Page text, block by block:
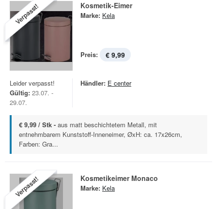
Verpasst! Kosmetik-Eimer
Marke: Kela
Preis: € 9,99
Leider verpasst!
Gültig: 23.07. -
29.07.
Händler: E center
€ 9,99 / Stk - aus matt beschichtetem Metall, mit
entnehmbarem Kunststoff-Inneneimer, ØxH: ca. 17x26cm,
Farben: Gra...
Verpasst! Kosmetikeimer Monaco
Marke: Kela